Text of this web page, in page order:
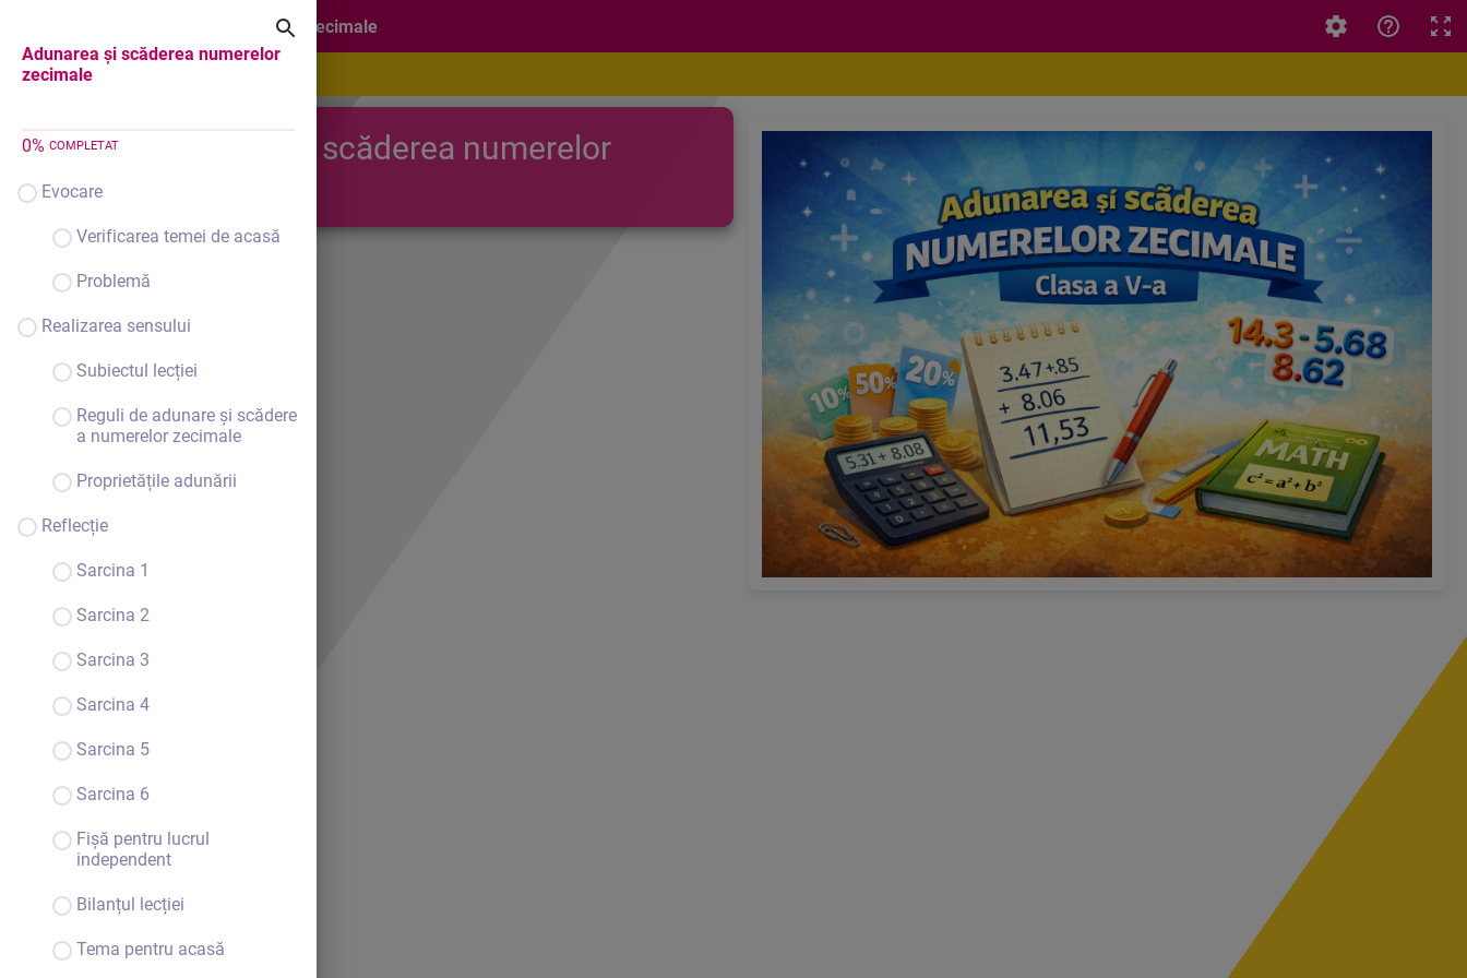
Adunarea și scăderea numerelor
zecimale
0% COMPLETAT
Evocare
Verificarea temei de acasă
Problemă
Realizarea sensului
Subiectul lecției
Reguli de adunare și scădere
a numerelor zecimale
Proprietățile adunării
Reflecție
Sarcina 1
Sarcina 2
Sarcina 3
Sarcina 4
Sarcina 5
Sarcina 6
Fișă pentru lucrul
independent
Bilanțul lecției
Tema pentru acasă
Continuă
Adunarea și scăderea numerelor zecimale
Adunarea și scăderea numerelor